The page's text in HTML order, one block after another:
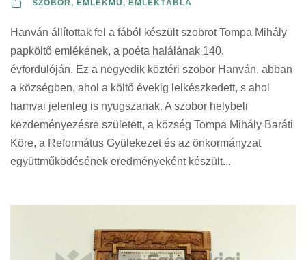
SZOBOR, EMLÉKMŰ, EMLÉKTÁBLA
Hanván állítottak fel a fából készült szobrot Tompa Mihály
papköltő emlékének, a poéta halálának 140.
évfordulóján. Ez a negyedik köztéri szobor Hanván, abban
a községben, ahol a költő évekig lelkészkedett, s ahol
hamvai jelenleg is nyugszanak. A szobor helybeli
kezdeményezésre született, a község Tompa Mihály Baráti
Köre, a Református Gyülekezet és az önkormányzat
együttműködésének eredményeként készült...